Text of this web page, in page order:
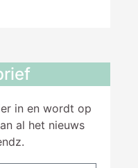
in en wordt op
al het nieuws